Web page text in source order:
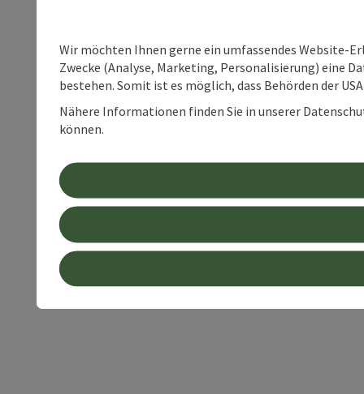
Wir möchten Ihnen gerne ein umfassendes Website-
Zwecke (Analyse, Marketing, Personalisierung) eine
bestehen. Somit ist es möglich, dass Behörden der
Nähere Informationen finden Sie in unserer
können.